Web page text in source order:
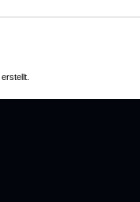
erstellt.